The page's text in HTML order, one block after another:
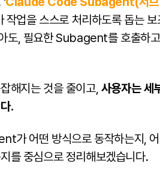
업을 스스로 처리하도록 돕는
도, 필요한 Subagent를 호출하
해지는 것을 줄이고, 사용자는 세
.
어떤 방식으로 동작하는지, 어
를 중심으로 정리해보겠습니다.